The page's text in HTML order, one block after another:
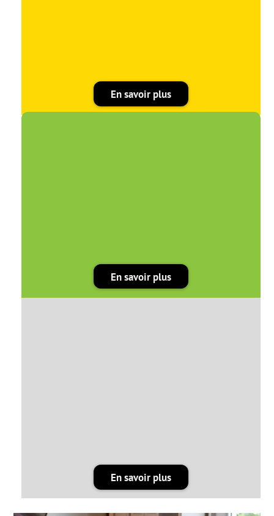
En savoir plus
En savoir plus
En savoir plus